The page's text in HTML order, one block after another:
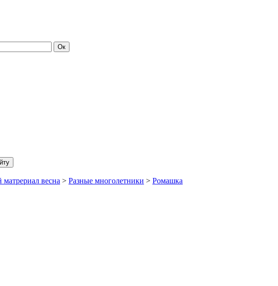
д. 16, стр. 1 Ок
весна > Разные многолетники > Ромашка